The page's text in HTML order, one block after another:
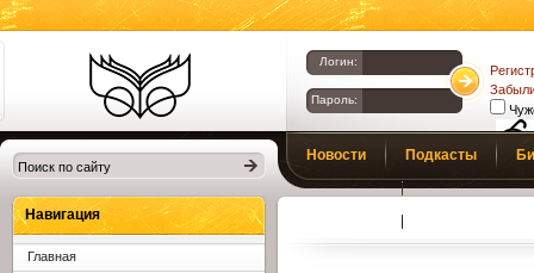
Библиотеки
Клина. Клинская
ЦБС.
Логин:
Пароль:
Новости Подкасты
Навигация
Главная